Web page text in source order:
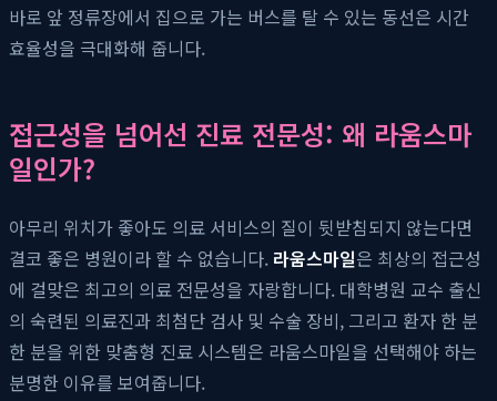
바로 앞 정류장에서 집으로 가는 버스를 탈 수 있는 동선은 시간
효율성을 극대화해 줍니다.
접근성을 넘어선 진료 전문성: 왜 라움스마
일인가?
아무리 위치가 좋아도 의료 서비스의 질이 뒷받침되지 않는다면
결코 좋은 병원이라 할 수 없습니다. 라움스마일은 최상의 접근성
에 걸맞은 최고의 의료 전문성을 자랑합니다. 대학병원 교수 출신
의 숙련된 의료진과 최첨단 검사 및 수술 장비, 그리고 환자 한 분
한 분을 위한 맞춤형 진료 시스템은 라움스마일을 선택해야 하는
분명한 이유를 보여줍니다.